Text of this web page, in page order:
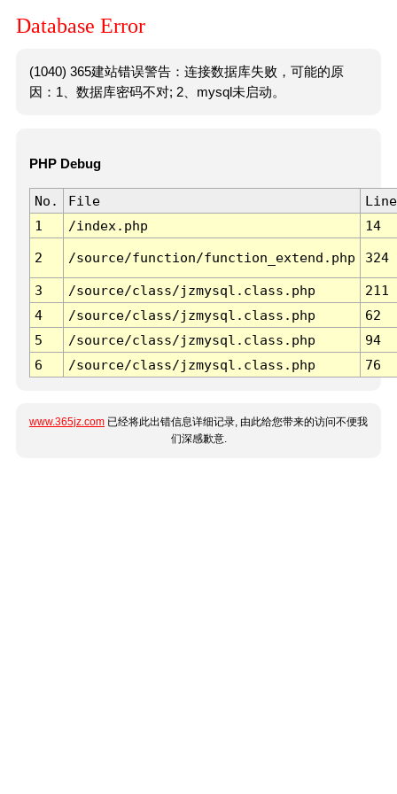
Database Error
(1040) 365建站错误警告：连接数据库失败，可能的原
因：1、数据库密码不对; 2、mysql未启动。
PHP Debug
No. File
Line
1
/index.php 14
2 /source/function/function_extend.php 324
3 /source/class/jzmysql.class.php
211
4
/source/class/jzmysql.class.php
62
5
/source/class/jzmysql.class.php
94
6
/source/class/jzmysql.class.php 76
www.365jz.com 已经将此出错信息详细记录, 由此给您带来的访问不便我
们深感歉意.